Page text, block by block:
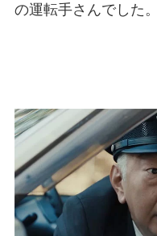
の運転手さんでした。